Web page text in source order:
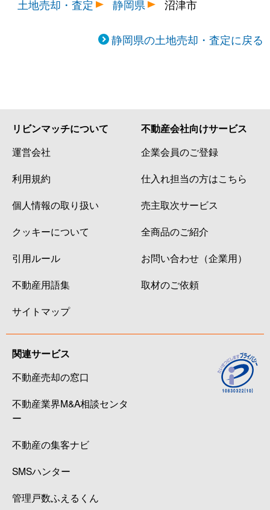
土地売却・査定
静岡県 沼津市
静岡県の土地売却・査定に戻る
リビンマッチについて
運営会社
利用規約
個人情報の取り扱い
クッキーについて
引用ルール
不動産用語集
サイトマップ
不動産会社向けサービス
企業会員のご登録
仕入れ担当の方はこちら
売主取次サービス
全商品のご紹介
お問い合わせ（企業用）
取材のご依頼
関連サービス
不動産売却の窓口
不動産業界M&A相談センタ
ー
不動産の集客ナビ
SMSハンター
管理戸数ふえるくん